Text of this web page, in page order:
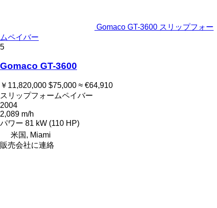
Gomaco GT-3600 スリップフォー
ムペイバー
5
Gomaco GT-3600
￥11,820,000 $75,000 ≈ €64,910
スリップフォームペイバー
2004
2,089 m/h
パワー 81 kW (110 HP)
米国, Miami
販売会社に連絡